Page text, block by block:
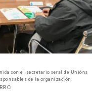
con el secretario xeral de Unións
de la organización.